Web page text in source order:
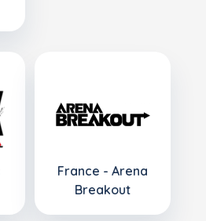
France - Arena
Breakout